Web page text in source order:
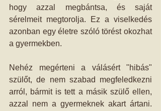
hogy azzal megbántsa, és saját
sérelmeit megtorolja. Ez a viselkedés
azonban egy életre szóló törést okozhat
a gyermekben.
Nehéz megérteni a válásért "hibás"
szülőt, de nem szabad megfeledkezni
arról, bármit is tett a másik szülő ellen,
azzal nem a gyermeknek akart ártani.